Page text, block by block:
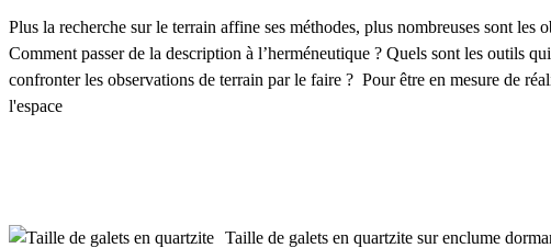
Plus la recherche sur le terrain affine ses méthodes, plus nombreuses sont
Comment passer de la description à l’herméneutique ? Quels sont les outils
confronter les observations de terrain par le faire ? Pour être en mesure de
l'espace
Taille de galets en quartzite sur enclume